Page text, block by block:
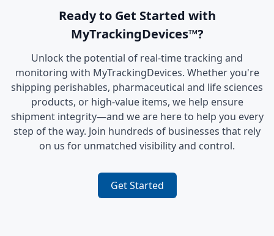
Ready to Get Started with
MyTrackingDevices™?
Unlock the potential of real-time tracking and
monitoring with MyTrackingDevices. Whether you're
shipping perishables, pharmaceutical and life sciences
products, or high-value items, we help ensure
shipment integrity—and we are here to help you every
step of the way. Join hundreds of businesses that rely
on us for unmatched visibility and control.
Get Started